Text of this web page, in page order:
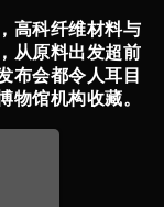
高科纤维材料与
从原料出发超前
布会都令人耳目
物馆机构收藏。